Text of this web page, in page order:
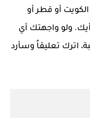
الكويت أو قطر أو
ولو واجهتك أي
اترك تعليقاً وسأرد